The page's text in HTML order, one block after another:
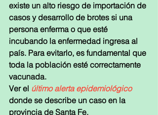
existe un alto riesgo de importación de
casos y desarrollo de brotes si una
persona enferma o que esté
incubando la enfermedad ingresa al
país. Para evitarlo, es fundamental que
toda la población esté correctamente
vacunada.
Ver el último alerta epidemiológico
donde se describe un caso en la
provincia de Santa Fe.